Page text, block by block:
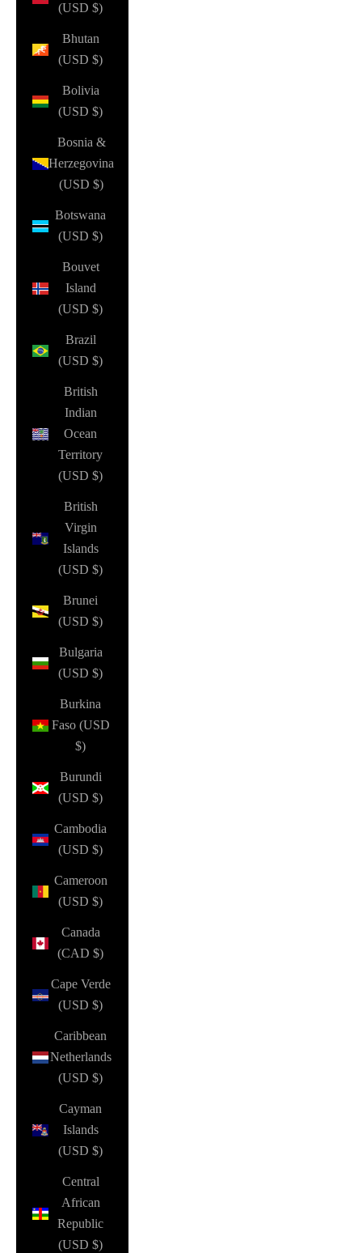
(USD $)
Bhutan
(USD $)
Bolivia
(USD $)
Bosnia &
Herzegovina
(USD $)
Botswana
(USD $)
Bouvet
Island
(USD $)
Brazil
(USD $)
British
Indian
Ocean
Territory
(USD $)
British
Virgin
Islands
(USD $)
Brunei
(USD $)
Bulgaria
(USD $)
Burkina
Faso (USD
$)
Burundi
(USD $)
Cambodia
(USD $)
Cameroon
(USD $)
Canada
(CAD $)
Cape Verde
(USD $)
Caribbean
Netherlands
(USD $)
Cayman
Islands
(USD $)
Central
African
Republic
(USD $)